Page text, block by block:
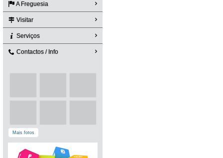
A Freguesia
Visitar
Serviços
Contactos / Info
Mais fotos